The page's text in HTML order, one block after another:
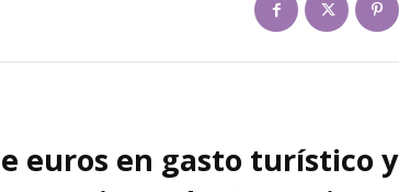
euros en gasto turístico y